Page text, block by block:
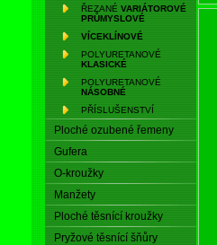
ŘEZANÉ VARIÁTOROVÉ
PRŮMYSLOVÉ
VÍCEKLÍNOVÉ
POLYURETANOVÉ
KLASICKÉ
POLYURETANOVÉ
NÁSOBNÉ
PŘÍSLUŠENSTVÍ
Ploché ozubené řemeny
Gufera
O-kroužky
Manžety
Ploché těsnící kroužky
Pryžové těsnící šňůry